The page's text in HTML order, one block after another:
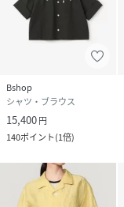
Bshop
シャツ・ブラウス
15,400円
140ポイント(1倍)